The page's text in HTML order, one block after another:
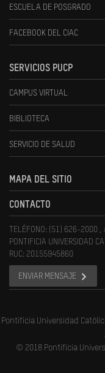
ESCUELA DE POSGRADO
FACEBOOK DEL CIAC
SERVICIOS PUCP
CAMPUS VIRTUAL
BIBLIOTECA
SERVICIO DE SALUD
MAPA DEL SITIO
CONTACTO
TELÉFONO: (51) 626-2000 ,
PONTIFICIA UNIVERSIDAD
RUC: 20155945860
ENVIAR MENSAJE
Pontificia Universidad
© 2018 Pontificia